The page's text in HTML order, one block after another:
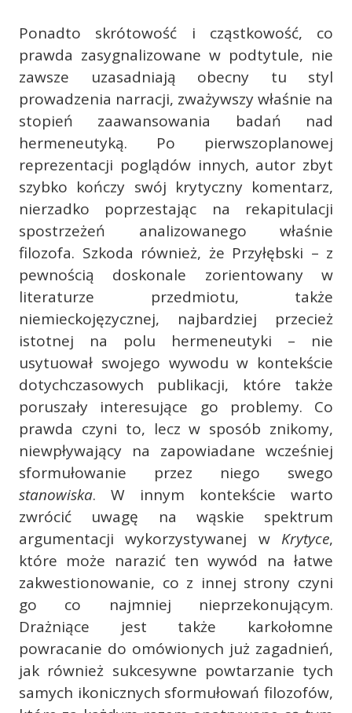
Ponadto skrótowość i cząstkowość, co
prawda zasygnalizowane w podtytule, nie
zawsze uzasadniają obecny tu styl
prowadzenia narracji, zważywszy właśnie na
stopień zaawansowania badań nad
hermeneutyką. Po pierwszoplanowej
reprezentacji poglądów innych, autor zbyt
szybko kończy swój krytyczny komentarz,
nierzadko poprzestając na rekapitulacji
spostrzeżeń analizowanego właśnie
filozofa. Szkoda również, że Przyłębski – z
pewnością doskonale zorientowany w
literaturze przedmiotu, także
niemieckojęzycznej, najbardziej przecież
istotnej na polu hermeneutyki – nie
usytuował swojego wywodu w kontekście
dotychczasowych publikacji, które także
poruszały interesujące go problemy. Co
prawda czyni to, lecz w sposób znikomy,
niewpływający na zapowiadane wcześniej
sformułowanie przez niego swego
stanowiska. W innym kontekście warto
zwrócić uwagę na wąskie spektrum
argumentacji wykorzystywanej w Krytyce,
które może narazić ten wywód na łatwe
zakwestionowanie, co z innej strony czyni
go co najmniej nieprzekonującym.
Drażniące jest także karkołomne
powracanie do omówionych już zagadnień,
jak również sukcesywne powtarzanie tych
samych ikonicznych sformułowań filozofów,